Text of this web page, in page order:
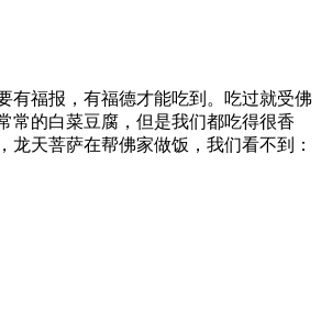
有福报，有福德才能吃到。吃过就受佛
常的白菜豆腐，但是我们都吃得很香
龙天菩萨在帮佛家做饭，我们看不到：